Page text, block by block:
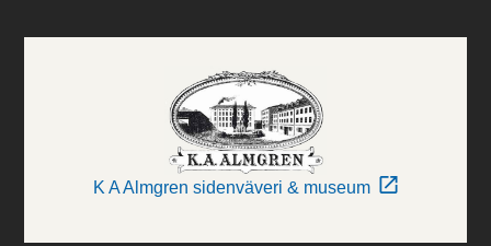
K A Almgren sidenväveri & museum